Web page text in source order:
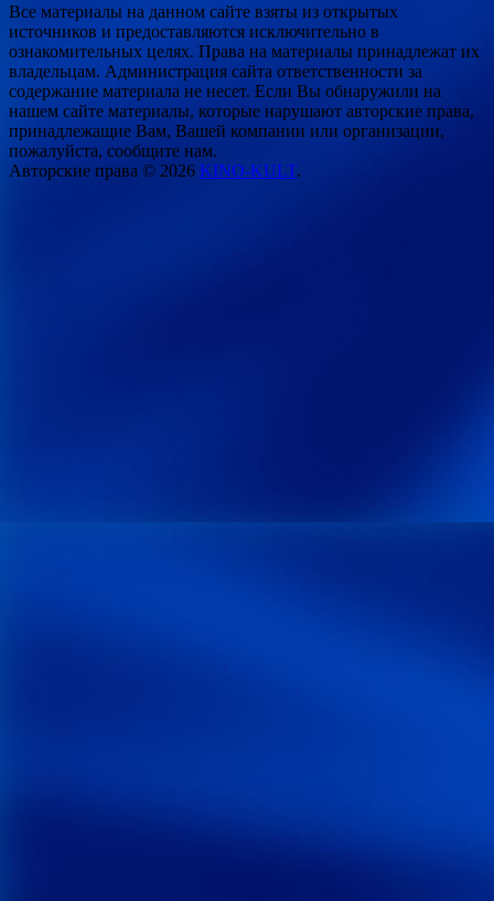
Все материалы на данном сайте взяты из открытых
источников и предоставляются исключительно в
ознакомительных целях. Права на материалы принадлежат их
владельцам. Администрация сайта ответственности за
содержание материала не несет. Если Вы обнаружили на
нашем сайте материалы, которые нарушают авторские права,
принадлежащие Вам, Вашей компании или организации,
пожалуйста, сообщите нам.
Авторские права © 2026 KINO-KULT.